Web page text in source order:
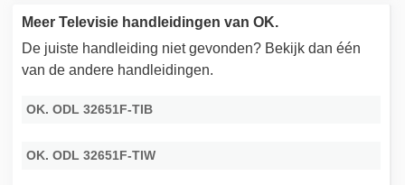
Meer Televisie handleidingen van OK.
De juiste handleiding niet gevonden? Bekijk dan één
van de andere handleidingen.
OK. ODL 32651F-TIB
OK. ODL 32651F-TIW